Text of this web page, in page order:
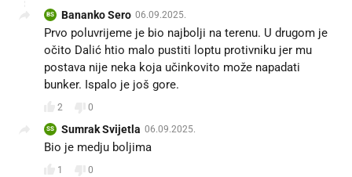
BS Bananko Sero 06.09.2025.
Prvo poluvrijeme je bio najbolji na terenu. U drugom je
očito Dalić htio malo pustiti loptu protivniku jer mu
postava nije neka koja učinkovito može napadati
bunker. Ispalo je još gore.
2 0
SS Sumrak Svijetla 06.09.2025.
Bio je medju boljima
1 0